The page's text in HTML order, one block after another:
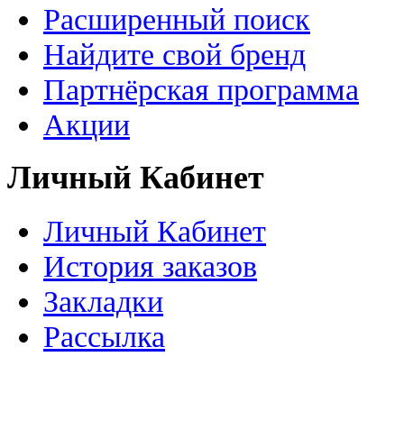
Расширенный поиск
Найдите свой бренд
Партнёрская программа
Акции
Личный Кабинет
Личный Кабинет
История заказов
Закладки
Рассылка